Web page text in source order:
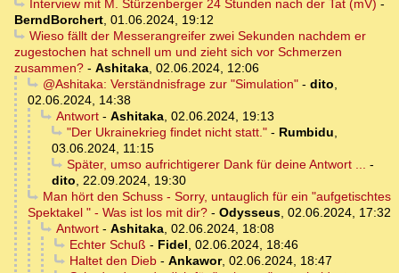
Interview mit M. Stürzenberger 24 Stunden nach der Tat (mV) -
BerndBorchert, 01.06.2024, 19:12
Wieso fällt der Messerangreifer zwei Sekunden nachdem er
zugestochen hat schnell um und zieht sich vor Schmerzen
zusammen? - Ashitaka, 02.06.2024, 12:06
@Ashitaka: Verständnisfrage zur "Simulation"- dito,
02.06.2024, 14:38
Antwort- Ashitaka, 02.06.2024, 19:13
"Der Ukrainekrieg findet nicht statt."- Rumbidu,
03.06.2024, 11:15
Später, umso aufrichtigerer Dank für deine Antwort ... -
dito, 22.09.2024, 19:30
Man hört den Schuss - Sorry, untauglich für ein "aufgetischtes
Spektakel " - Was ist los mit dir? - Odysseus, 02.06.2024, 17:32
Antwort- Ashitaka, 02.06.2024, 18:08
Echter Schuß - Fidel, 02.06.2024, 18:46
Haltet den Dieb- Ankawor, 02.06.2024, 18:47